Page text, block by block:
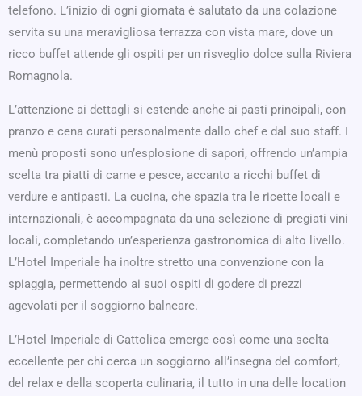
telefono. L’inizio di ogni giornata è salutato da una colazione
servita su una meravigliosa terrazza con vista mare, dove un
ricco buffet attende gli ospiti per un risveglio dolce sulla Riviera
Romagnola.
L’attenzione ai dettagli si estende anche ai pasti principali, con
pranzo e cena curati personalmente dallo chef e dal suo staff. I
menù proposti sono un’esplosione di sapori, offrendo un’ampia
scelta tra piatti di carne e pesce, accanto a ricchi buffet di
verdure e antipasti. La cucina, che spazia tra le ricette locali e
internazionali, è accompagnata da una selezione di pregiati vini
locali, completando un’esperienza gastronomica di alto livello.
L’Hotel Imperiale ha inoltre stretto una convenzione con la
spiaggia, permettendo ai suoi ospiti di godere di prezzi
agevolati per il soggiorno balneare.
L’Hotel Imperiale di Cattolica emerge così come una scelta
eccellente per chi cerca un soggiorno all’insegna del comfort,
del relax e della scoperta culinaria, il tutto in una delle location